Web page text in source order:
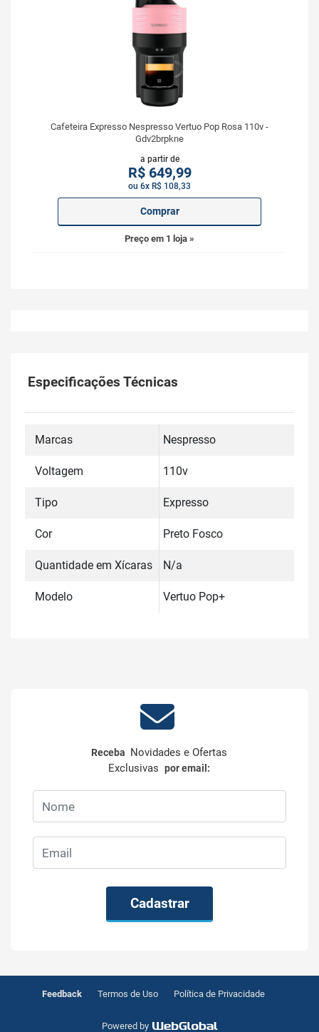
Cafeteira Expresso Nespresso Vertuo Pop Rosa 110v -
Gdv2brpkne
a partir de
R$649,99
ou 6x R$ 108,33
Comprar
Preço em 1 loja »
Especificações Técnicas
Marcas Nespresso
Voltagem 110v
Tipo Expresso
Cor Preto Fosco
Quantidade em Xícaras N/a
Modelo Vertuo Pop+
Receba Novidades e Ofertas
Exclusivaspor email:
Cadastrar
Feedback Termos de Uso Política de Privacidade
Powered by